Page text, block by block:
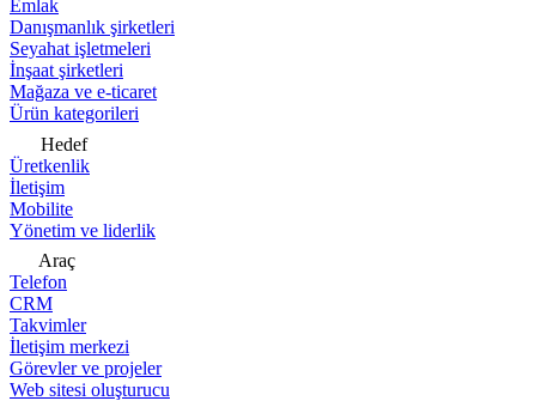
Emlak
Danışmanlık şirketleri
Seyahat işletmeleri
İnşaat şirketleri
Mağaza ve e-ticaret
Ürün kategorileri
Hedef
Üretkenlik
İletişim
Mobilite
Yönetim ve liderlik
Araç
Telefon
CRM
Takvimler
İletişim merkezi
Görevler ve projeler
Web sitesi oluşturucu